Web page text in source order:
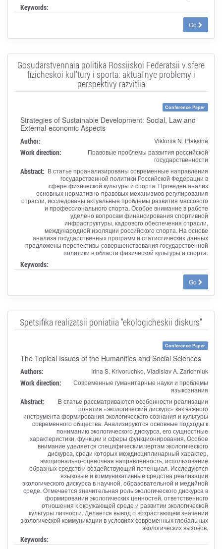
Keywords:
Go
Gosudarstvennaia politika Rossiiskoi Federatsii v sfere
fizicheskoi kul'tury i sporta: aktual'nye problemy i
perspektivy razvitiia
Conference Paper
Strategies of Sustainable Development: Social, Law and
External-economic Aspects
Author: Viktoriia N. Plaksina
Work direction:
Правовые проблемы развития российской
государственности
Abstract: В статье проанализированы современные направления
государственной политики Российской Федерации в
сфере физической культуры и спорта. Проведен анализ
основных нормативно-правовых механизмов регулирования
отрасли, исследованы актуальные проблемы развития массового
и профессионального спорта. Особое внимание в работе
уделено вопросам финансирования спортивной
инфраструктуры, кадрового обеспечения отрасли,
международной изоляции российского спорта. На основе
анализа государственных программ и статистических данных
предложены перспективы совершенствования государственной
политики в области физической культуры и спорта.
Keywords:
Go
Spetsifika realizatsii poniatiia "ekologicheskii diskurs"
Conference Paper
The Topical Issues of the Humanities and Social Sciences
Authors: Irina S. Krivoruchko, Vladislav A. Zarichniuk
Work direction:
Современные гуманитарные науки и проблемы
языкознания
Abstract:
В статье рассматриваются особенности реализации
понятия «экологический дискурс» как важного
инструмента формирования экологического сознания и культуры
современного общества. Анализируются основные подходы к
пониманию экологического дискурса, его сущностные
характеристики, функции и сферы функционирования. Особое
внимание уделяется специфическим чертам экологического
дискурса, среди которых междисциплинарный характер,
эмоционально-оценочная направленность, использование
образных средств и воздействующий потенциал. Исследуются
языковые и коммуникативные средства реализации
экологического дискурса в научной, образовательной и медийной
среде. Отмечается значительная роль экологического дискурса в
формировании экологических ценностей, ответственного
отношения к окружающей среде и развитии экологической
культуры личности. Делается вывод о возрастающем значении
экологической коммуникации в условиях современных глобальных
экологических вызовов.
Keywords: